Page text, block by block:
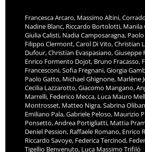
Francesca Arcaro, Massimo Altini,
Nadine Blanc, Riccardo Bortolotti, Manila
Giulia Calisti, Nadia Camposaragna,
Filippo Clermont, Carol Di Vito, Christian
Dufour, Christian Evaspasiano, Giuseppe
Enrico Formento Dojot, Bruno Fracasso,
Francesconi, Sofia Fregnani, Giorgia
Paolo Gatto, Michael Ghignone, Marlène
Cecilia Lazzarotto, Giacomo Mangano,
Marrelli, Federico Mecca, Luca Mauro
Montrosset, Matteo Nigra, Sabrina
Emiliano Pala, Gabriele Peloso, Maurizio
Ponsetto, Andrea Portigliatti, Mattia
Deniel Pession, Raffaele Romano, Enrico
Riccardo Savoye, Federica Tercinod,
Tigellio Benvenuto, Luca Massimo Trifilò